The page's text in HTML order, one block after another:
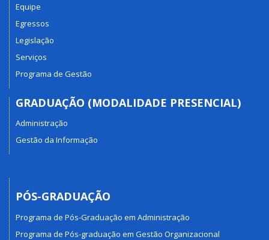
Equipe
Egressos
Legislação
Serviços
Programa de Gestão
GRADUAÇÃO (MODALIDADE PRESENCIAL)
Administração
Gestão da Informação
PÓS-GRADUAÇÃO
Programa de Pós-Graduação em Administração
Programa de Pós-graduação em Gestão Organizacional